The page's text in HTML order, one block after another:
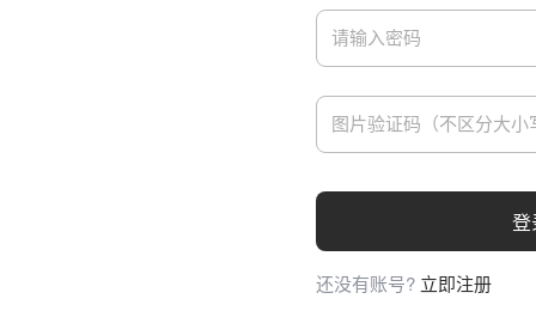
登
还没有账号? 立即注册